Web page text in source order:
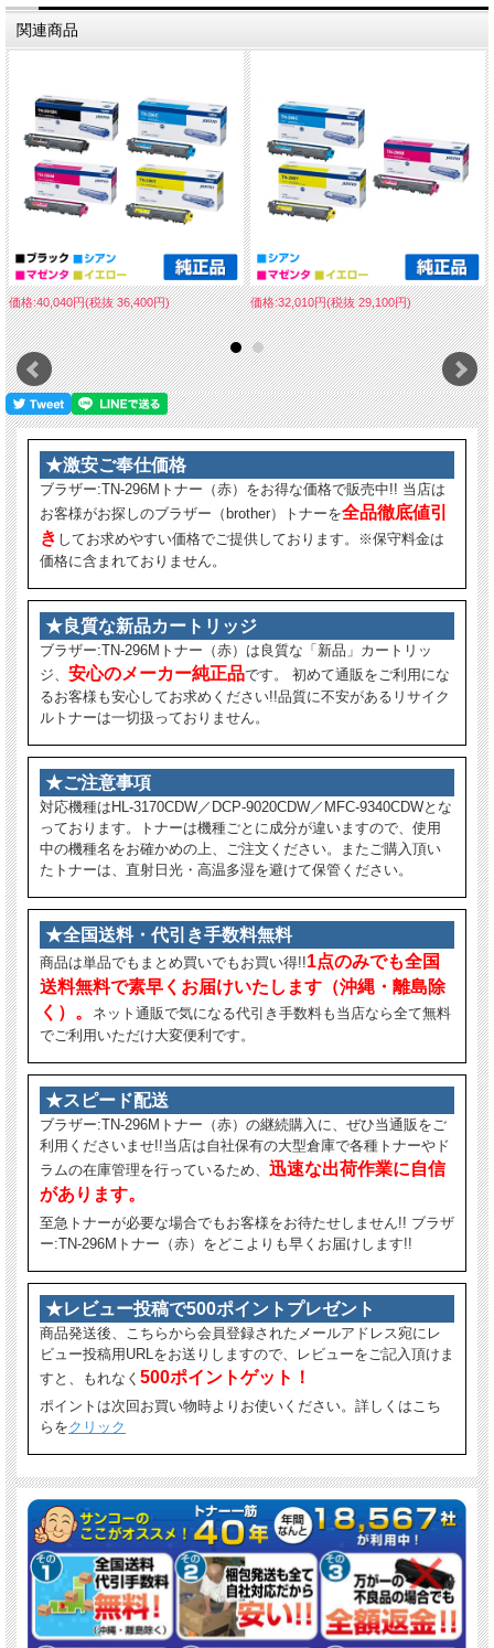
関連商品
価格:40,040円(税抜 36,400円) 価格:32,010円(税抜 29,100円)
★激安ご奉仕価格
ブラザー:TN-296Mトナー（赤）をお得な価格で販売中!! 当店は
お客様がお探しのブラザー（brother）トナーを全品徹底値引
き してお求めやすい価格でご提供しております。※保守料金は
価格に含まれておりません。
★良質な新品カートリッジ
ブラザー:TN-296Mトナー（赤）は良質な「新品」カートリッ
ジ、 安心のメーカー純正品です。 初めて通販をご利用にな
るお客様も安心してお求めください!!品質に不安があるリサイク
ルトナーは一切扱っておりません。
★ご注意事項
対応機種はHL-3170CDW／DCP-9020CDW／MFC-9340CDWとな
っております。トナーは機種ごとに成分が違いますので、使用
中の機種名をお確かめの上、ご注文ください。またご購入頂い
たトナーは、直射日光・高温多湿を避けて保管ください。
★全国送料・代引き手数料無料
商品は単品でもまとめ買いでもお買い得!!1点のみでも全国
送料無料で素早くお届けいたします（沖縄・離島除
く）。
ネット通販で気になる代引き手数料も当店なら全て無料
でご利用いただけ大変便利です。
★スピード配送
ブラザー:TN-296Mトナー（赤）の継続購入に、ぜひ当通販をご
利用くださいませ!!当店は自社保有の大型倉庫で各種トナーやド
ラムの在庫管理を行っているため、 迅速な出荷作業に自信
があります。
至急トナーが必要な場合でもお客様をお待たせしません!! ブラザ
ー:TN-296Mトナー（赤）をどこよりも早くお届けします!!
★レビュー投稿で500ポイントプレゼント
商品発送後、こちらから会員登録されたメールアドレス宛にレ
ビュー投稿用URLをお送りしますので、レビューをご記入頂けま
すと、もれなく 500ポイントゲット！
ポイントは次回お買い物時よりお使いください。詳しくはこち
らをクリック